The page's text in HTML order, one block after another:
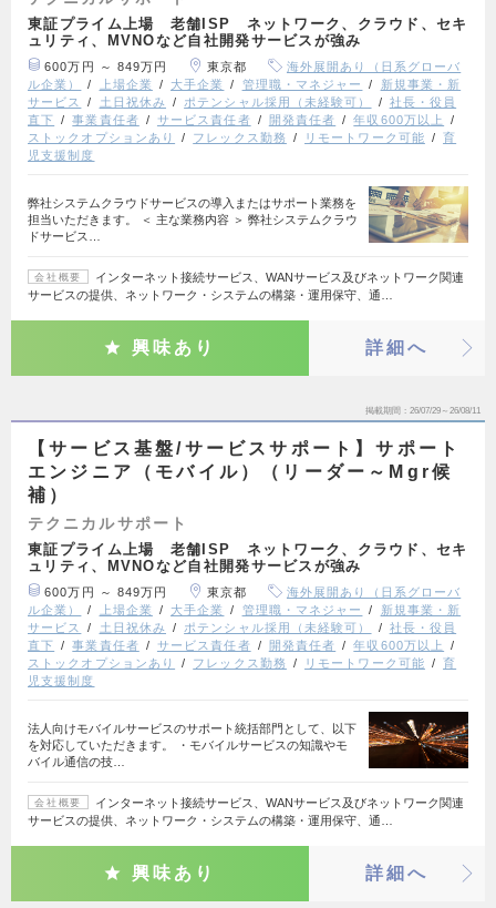
東証プライム上場 老舗ISP ネットワーク、クラウド、セキ
ュリティ、MVNOなど自社開発サービスが強み
600万円 ～ 849万円 東京都
海外展開あり（日系グローバ
ル企業）
上場企業 大手企業 管理職・マネジャー
新規事業・新
サービス
土日祝休み ポテンシャル採用（未経験可）
社長・役員
直下
事業責任者 サービス責任者 開発責任者
年収600万以上
ストックオプションあり
フレックス勤務 リモートワーク可能
育
児支援制度
弊社システムクラウドサービスの導入またはサポート業務を
担当いただきます。 ＜ 主な業務内容 ＞ 弊社システムクラウ
ドサービス…
会社概要
インターネット接続サービス、WANサービス及びネットワーク関連
サービスの提供、ネットワーク・システムの構築・運用保守、通…
興味あり 詳細へ
掲載期間 26/07/29～26/08/11
【サービス基盤/サービスサポート】サポート
エンジニア（モバイル）（リーダー～Mgr候
補）
テクニカルサポート
東証プライム上場 老舗ISP ネットワーク、クラウド、セキ
ュリティ、MVNOなど自社開発サービスが強み
600万円 ～ 849万円 東京都
海外展開あり（日系グローバ
ル企業）
上場企業 大手企業 管理職・マネジャー
新規事業・新
サービス
土日祝休み ポテンシャル採用（未経験可）
社長・役員
直下
事業責任者 サービス責任者 開発責任者
年収600万以上
ストックオプションあり
フレックス勤務 リモートワーク可能
育
児支援制度
法人向けモバイルサービスのサポート統括部門として、以下
を対応していただきます。 ・モバイルサービスの知識やモ
バイル通信の技…
会社概要
インターネット接続サービス、WANサービス及びネットワーク関連
サービスの提供、ネットワーク・システムの構築・運用保守、通…
興味あり 詳細へ